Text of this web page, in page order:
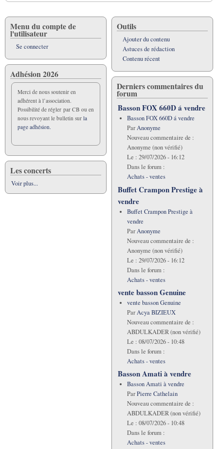
Menu du compte de
l'utilisateur
Se connecter
Adhésion 2026
Merci de nous soutenir en
adhérent à l’association.
Possibilité de régler par CB ou en
nous revoyant le bulletin sur la
page adhésion.
Les concerts
Voir plus...
Outils
Ajouter du contenu
Astuces de rédaction
Contenu récent
Derniers commentaires du
forum
Basson FOX 660D á vendre
Basson FOX 660D á vendre
ParAnonyme
Nouveau commentaire de :
Anonyme (non vérifié)
Le : 29/07/2026 - 16:12
Dans le forum :
Achats - ventes
Buffet Crampon Prestige à
vendre
Buffet Crampon Prestige à
vendre
ParAnonyme
Nouveau commentaire de :
Anonyme (non vérifié)
Le : 29/07/2026 - 16:12
Dans le forum :
Achats - ventes
vente basson Genuine
vente basson Genuine
ParAcya BIZIEUX
Nouveau commentaire de :
ABDULKADER (non vérifié)
Le : 08/07/2026 - 10:48
Dans le forum :
Achats - ventes
Basson Amati à vendre
Basson Amati à vendre
ParPierre Cathelain
Nouveau commentaire de :
ABDULKADER (non vérifié)
Le : 08/07/2026 - 10:48
Dans le forum :
Achats - ventes